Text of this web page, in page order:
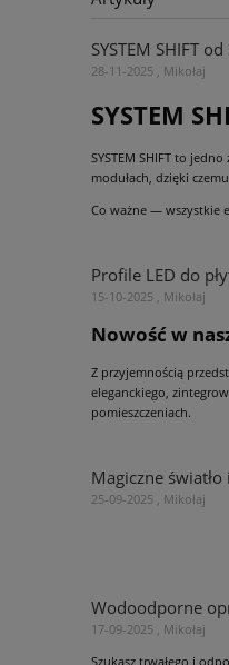
SYSTEM SHIFT
28-11-2025 , Mikołaj
SYSTEM
SYSTEM SHIFT to
modułach, dzięki
Co ważne — wszystkie
Profile LED do
15-10-2025 , Mikołaj
Nowość w
Z przyjemnością
eleganckiego,
pomieszczeniach.
Magiczne
25-09-2025 , Mikołaj
Wodoodporne
17-09-2025 , Mikołaj
Szukasz trwałego i